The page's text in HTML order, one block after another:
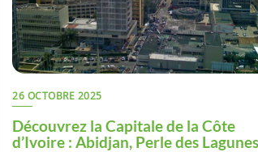
26 OCTOBRE 2025
Découvrez la Capitale de la Côte
d’Ivoire : Abidjan, Perle des Lagunes